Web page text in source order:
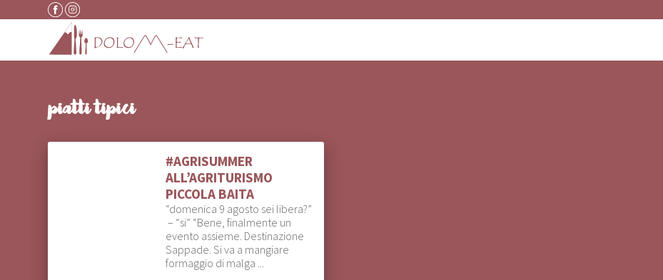
Vai al contenuto
piatti tipici
#AGRISUMMER
ALL’AGRITURISMO
PICCOLA BAITA
“domenica 9 agosto sei libera?”
– “si” “Bene, finalmente un
evento assieme. Destinazione
Sappade. Si va a mangiare
formaggio di malga ...